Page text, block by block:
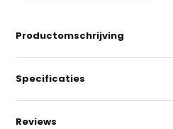
Productomschrijving
Specificaties
Reviews